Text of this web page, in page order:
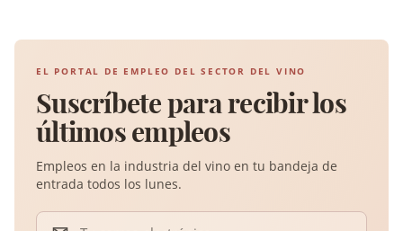
EL PORTAL DE EMPLEO DEL SECTOR DEL VINO
Suscríbete para recibir los
últimos empleos
Empleos en la industria del vino en tu bandeja de
entrada todos los lunes.